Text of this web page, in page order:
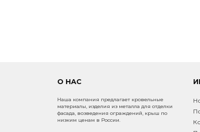
О НАС
Наша компания предлагает кровельные
материалы, изделия из металла для отделки
фасада, возведения ограждений, крыш по
низким ценам в России.